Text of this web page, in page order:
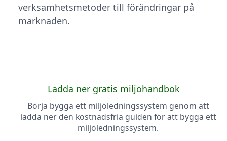
verksamhetsmetoder till förändringar på
marknaden.
Ladda ner gratis miljöhandbok
Börja bygga ett miljöledningssystem genom att
ladda ner den kostnadsfria guiden för att bygga ett
miljöledningssystem.